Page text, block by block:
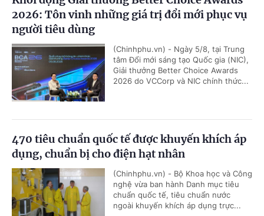
2026: Tôn vinh những giá trị đổi mới phục vụ
người tiêu dùng
(Chinhphu.vn) - Ngày 5/8, tại Trung
tâm Đổi mới sáng tạo Quốc gia (NIC),
Giải thưởng Better Choice Awards
2026 do VCCorp và NIC chính thức...
470 tiêu chuẩn quốc tế được khuyến khích áp
dụng, chuẩn bị cho điện hạt nhân
(Chinhphu.vn) - Bộ Khoa học và Công
nghệ vừa ban hành Danh mục tiêu
chuẩn quốc tế, tiêu chuẩn nước
ngoài khuyến khích áp dụng trực...